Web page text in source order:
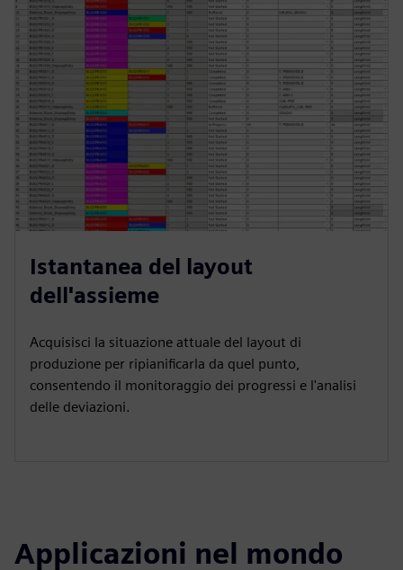
Istantanea del layout
dell'assieme
Acquisisci la situazione attuale del layout di
produzione per ripianificarla da quel punto,
consentendo il monitoraggio dei progressi e l'analisi
delle deviazioni.
Applicazioni nel mondo